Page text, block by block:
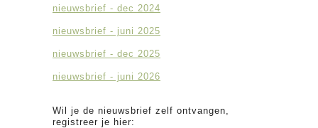
nieuwsbrief - dec 2024
nieuwsbrief - juni 2025
nieuwsbrief - dec 2025
nieuwsbrief - juni 2026
Wil je de nieuwsbrief zelf ontvangen,
registreer je hier: